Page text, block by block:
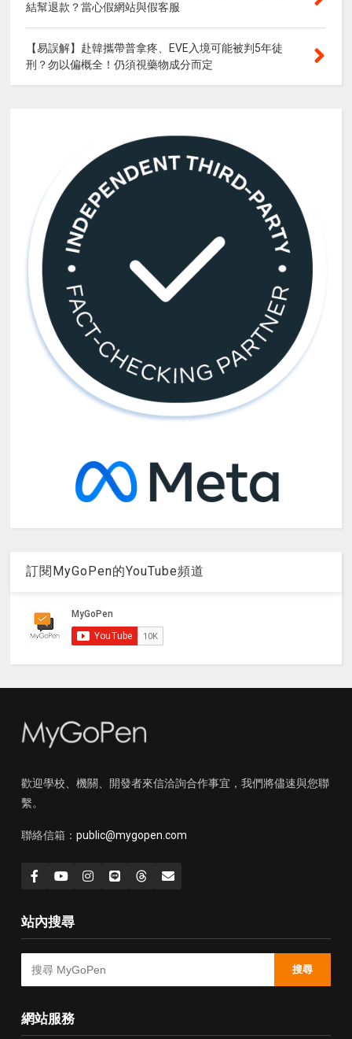
結幫退款？當心假網站與假客服
【易誤解】赴韓攜帶普拿疼、EVE入境可能被判5年徒
刑？勿以偏概全！仍須視藥物成分而定
訂閱MyGoPen的YouTube頻道
歡迎學校、機關、開發者來信洽詢合作事宜，我們將儘速與您聯
繫。
聯絡信箱： public@mygopen.com
站內搜尋
搜尋
網站服務